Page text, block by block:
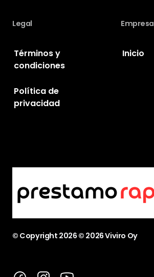
© Copyright 2026 © 2026 Viviro Oy
Legal
Términos y
condiciones
Política de
privacidad
Empresa
Inicio